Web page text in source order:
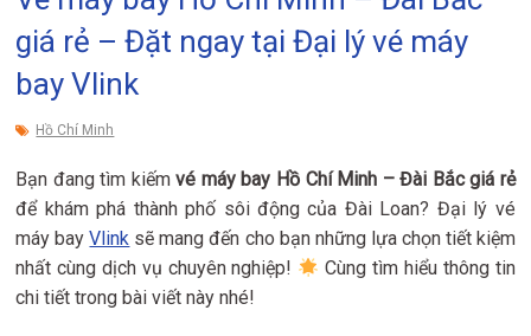
giá rẻ – Đặt ngay tại Đại lý vé máy
bay Vlink
Hồ Chí Minh
Bạn đang tìm kiếmvé máy bay Hồ Chí Minh – Đài Bắc giá rẻ
để khám phá thành phố sôi động của Đài Loan? Đại lý vé
máy bayVlink sẽ mang đến cho bạn những lựa chọn tiết kiệm
nhất cùng dịch vụ chuyên nghiệp!
Cùng tìm hiểu thông tin
chi tiết trong bài viết này nhé!